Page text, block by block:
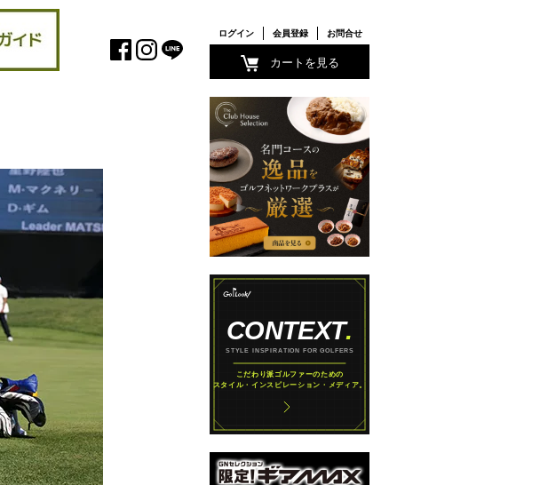
ログイン 会員登録 お問合せ
カートを見る